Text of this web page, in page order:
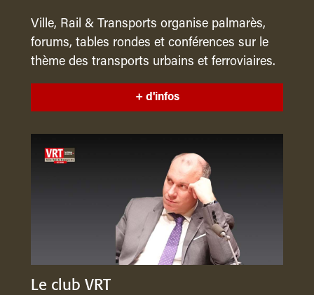
Ville, Rail & Transports organise palmarès,
forums, tables rondes et conférences sur le
thème des transports urbains et ferroviaires.
+ d'infos
Le club VRT